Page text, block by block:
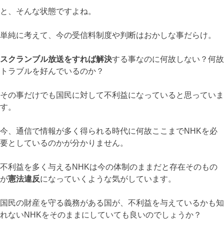
と、そんな状態ですよね。
単純に考えて、今の受信料制度や判断はおかしな事だらけ。
スクランブル放送をすれば解決する事なのに何故しない？何故
トラブルを好んでいるのか？
その事だけでも国民に対して不利益になっていると思っていま
す。
今、通信で情報が多く得られる時代に何故ここまでNHKを必
要としているのかが分かりません。
不利益を多く与えるNHKは今の体制のままだと存在そのもの
が憲法違反になっていくような気がしています。
国民の財産を守る義務がある国が、不利益を与えているかも知
れないNHKをそのままにしていても良いのでしょうか？